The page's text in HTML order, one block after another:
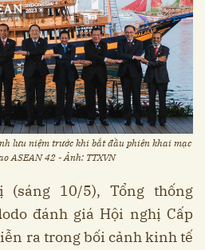
lưu niệm trước khi bắt đầu phiên khai mạc
ASEAN 42 - Ảnh: TTXVN
(sáng 10/5), Tổng thống
đánh giá Hội nghị Cấp
ra trong bối cảnh kinh tế